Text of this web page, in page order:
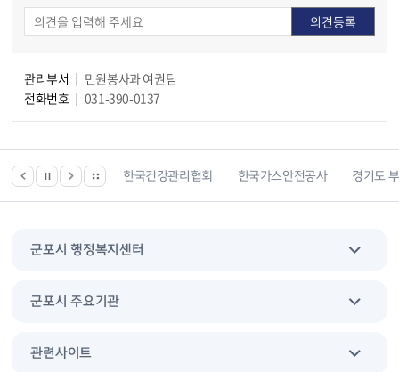
관리부서
민원봉사과 여권팀
전화번호
031-390-0137
비스 한국건강관리협회 한국가스안전공사 경기도 부동산포털
군포시 행정복지센터
군포시 주요기관
관련사이트